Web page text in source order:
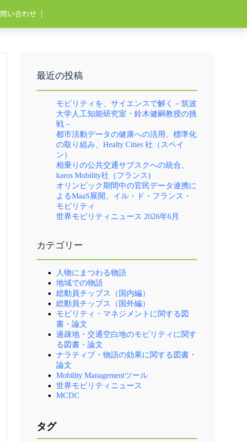
問い合わせ
最近の投稿
モビリティを、サイエンスで解く－筑波
大学人工知能研究室・鈴木健嗣教授の挑
戦－
都市活動データの健康への活用、標準化
の取り組み、Healty Cities 社（スペイ
ン）
相乗りの公共交通サブスクへの統合、
karos Mobility社（フランス)
オリンピック期間中の官民データ連携に
よるMaaS展開、イル・ド・フランス・
モビリティ
世界モビリティニュース 2026年6月
カテゴリー
人物にまつわる物語
地域での物語
総動員チップス（国内編）
総動員チップス（国外編）
モビリティ・マネジメントに関する図
書・論文
過疎地・交通空白地のモビリティに関す
る図書・論文
ナラティブ・物語の効果に関する図書・
論文
Mobility Managementツール
世界モビリティニュース
MCDC
タグ